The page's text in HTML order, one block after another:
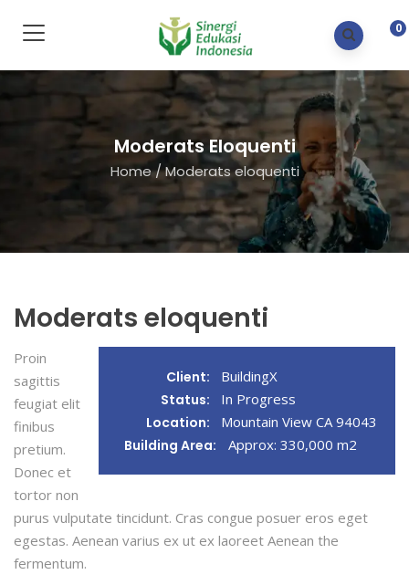
0
Moderats Eloquenti
Home/Moderats eloquenti
Moderats eloquenti
Client:
BuildingX
Status:
In Progress
Location:
Mountain View CA 94043
Building Area:
Approx: 330,000 m2
Proin
sagittis
feugiat elit
finibus
pretium.
Donec et
tortor non
purus vulputate tincidunt. Cras congue posuer eros eget
egestas. Aenean varius ex ut ex laoreet Aenean the
fermentum.